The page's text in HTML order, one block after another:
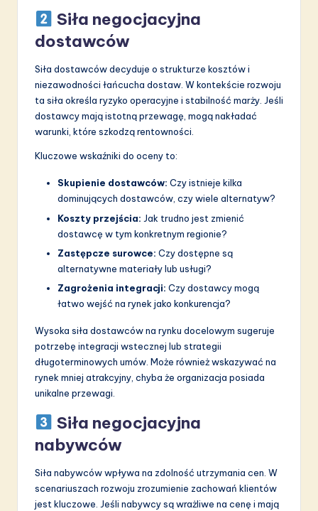
Siła negocjacyjna
dostawców
Siła dostawców decyduje o strukturze kosztów i
niezawodności łańcucha dostaw. W kontekście rozwoju
ta siła określa ryzyko operacyjne i stabilność marży. Jeśli
dostawcy mają istotną przewagę, mogą nakładać
warunki, które szkodzą rentowności.
Kluczowe wskaźniki do oceny to:
Skupienie dostawców: Czy istnieje kilka
dominujących dostawców, czy wiele alternatyw?
Koszty przejścia: Jak trudno jest zmienić
dostawcę w tym konkretnym regionie?
Zastępcze surowce: Czy dostępne są
alternatywne materiały lub usługi?
Zagrożenia integracji: Czy dostawcy mogą
łatwo wejść na rynek jako konkurencja?
Wysoka siła dostawców na rynku docelowym sugeruje
potrzebę integracji wstecznej lub strategii
długoterminowych umów. Może również wskazywać na
rynek mniej atrakcyjny, chyba że organizacja posiada
unikalne przewagi.
Siła negocjacyjna
nabywców
Siła nabywców wpływa na zdolność utrzymania cen. W
scenariuszach rozwoju zrozumienie zachowań klientów
jest kluczowe. Jeśli nabywcy są wrażliwe na cenę i mają